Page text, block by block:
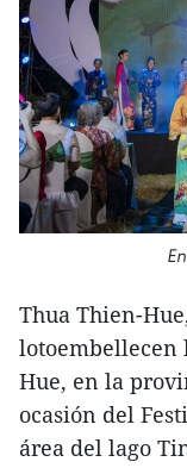
Thua Thien-
lotoembellecen
Hue, en la
ocasión del
área del lago